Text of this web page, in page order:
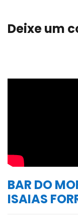
Deixe um
BAR DO
ISAIAS